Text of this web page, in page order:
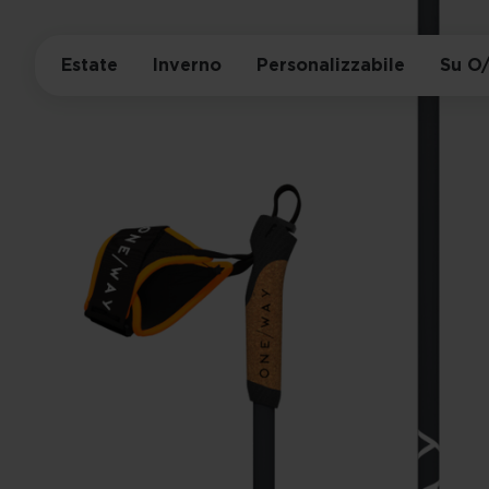
Estate Inverno Personalizzabile Su